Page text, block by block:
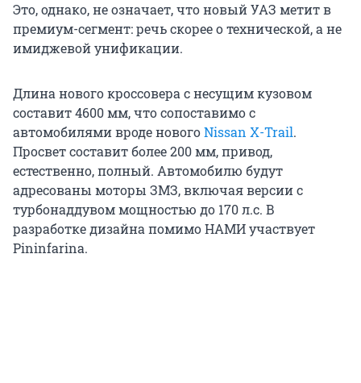
Это, однако, не означает, что новый УАЗ метит в
премиум-сегмент: речь скорее о технической, а не
имиджевой унификации.
Длина нового кроссовера с несущим кузовом
составит 4600 мм, что сопоставимо с
автомобилями вроде новогоNissan X-Trail.
Просвет составит более 200 мм, привод,
естественно, полный. Автомобилю будут
адресованы моторы ЗМЗ, включая версии с
турбонаддувом мощностью до 170 л.с. В
разработке дизайна помимо НАМИ участвует
Pininfarina.